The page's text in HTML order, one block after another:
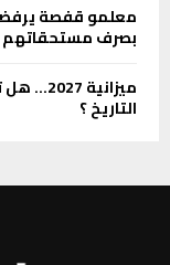
معلمو قفصة
بصرف مستحقاتهم
التاريخ ؟